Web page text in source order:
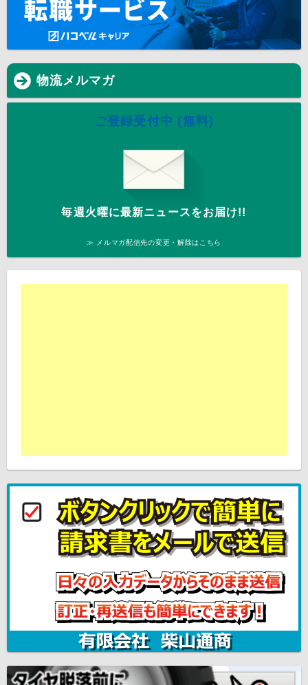
物流メルマガ
ご登録受付中 (無料)
毎週火曜に最新ニュースをお届け!!
≫ メルマガ配信先の変更・解除はこちら